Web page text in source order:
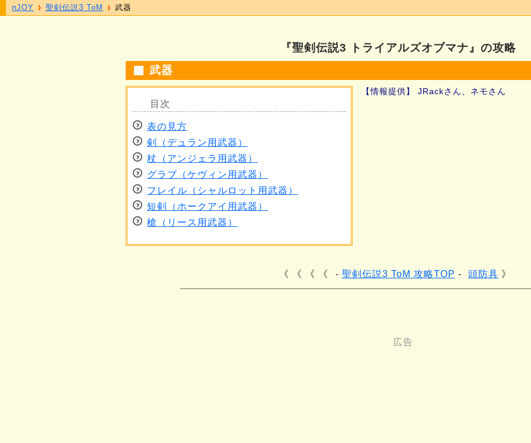
『聖剣伝説3 トライアルズオブマナ』の攻略
武器
表の見方
剣（デュラン用武器）
杖（アンジェラ用武器）
グラブ（ケヴィン用武器）
フレイル（シャルロット用武器）
短剣（ホークアイ用武器）
槍（リース用武器）
【情報提供】 JRackさん、ネモさん
《 《 《 聖剣伝説3 ToM 攻略TOP 頭防具
nJOY 聖剣伝説3 ToM 武器